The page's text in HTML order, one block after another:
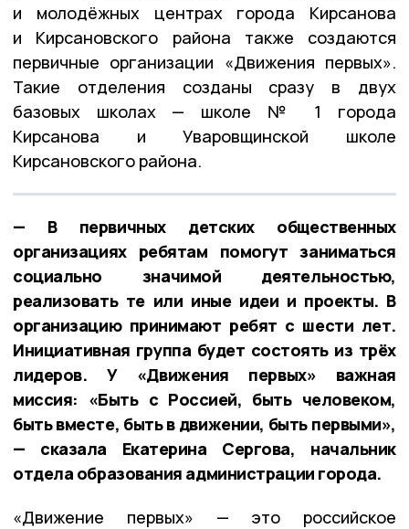
и молодёжных центрах города Кирсанова
и Кирсановского района также создаются
первичные организации «Движения первых».
Такие отделения созданы сразу в двух
базовых школах — школе № 1 города
Кирсанова и Уваровщинской школе
Кирсановского района.
— В первичных детских общественных
организациях ребятам помогут заниматься
социально значимой деятельностью,
реализовать те или иные идеи и проекты. В
организацию принимают ребят с шести лет.
Инициативная группа будет состоять из трёх
лидеров. У «Движения первых» важная
миссия: «Быть с Россией, быть человеком,
быть вместе, быть в движении, быть первыми»,
— сказала Екатерина Сергова, начальник
отдела образования администрации города.
«Движение первых» — это российское